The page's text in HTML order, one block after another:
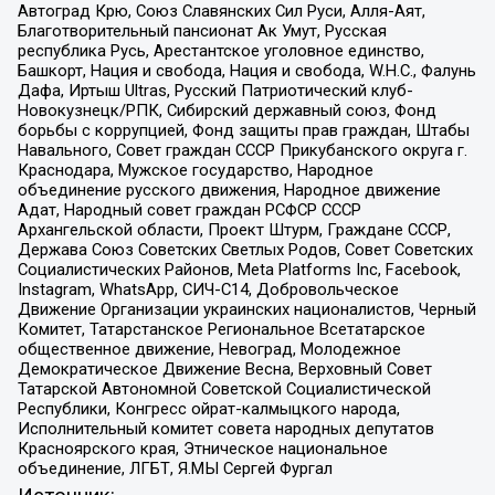
Автоград Крю, Союз Славянских Сил Руси, Алля-Аят,
Благотворительный пансионат Ак Умут, Русская
республика Русь, Арестантское уголовное единство,
Башкорт, Нация и свобода, Нация и свобода, W.H.С., Фалунь
Дафа, Иртыш Ultras, Русский Патриотический клуб-
Новокузнецк/РПК, Сибирский державный союз, Фонд
борьбы с коррупцией, Фонд защиты прав граждан, Штабы
Навального, Совет граждан СССР Прикубанского округа г.
Краснодара, Мужское государство, Народное
объединение русского движения, Народное движение
Адат, Народный совет граждан РСФСР СССР
Архангельской области, Проект Штурм, Граждане СССР,
Держава Союз Советских Светлых Родов, Совет Советских
Социалистических Районов, Meta Platforms Inc, Facebook,
Instagram, WhatsApp, СИЧ-С14, Добровольческое
Движение Организации украинских националистов, Черный
Комитет, Татарстанское Региональное Всетатарское
общественное движение, Невоград, Молодежное
Демократическое Движение Весна, Верховный Совет
Татарской Автономной Советской Социалистической
Республики, Конгресс ойрат-калмыцкого народа,
Исполнительный комитет совета народных депутатов
Красноярского края, Этническое национальное
объединение, ЛГБТ, Я.МЫ Сергей Фургал